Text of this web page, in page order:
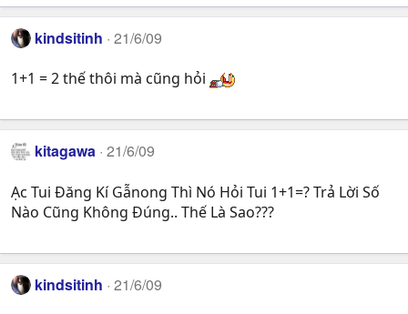
kindsitinh 21/6/09
1+1 = 2 thế thôi mà cũng hỏi
kitagawa 21/6/09
Ạc Tui Đăng Kí Gẫnong Thì Nó Hỏi Tui 1+1=? Trả Lời Số
Nào Cũng Không Đúng.. Thế Là Sao???
kindsitinh 21/6/09